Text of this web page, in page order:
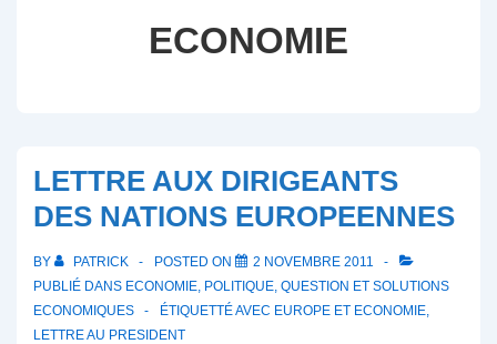
ECONOMIE
LETTRE AUX DIRIGEANTS
DES NATIONS EUROPEENNES
BY PATRICK POSTED ON
2 NOVEMBRE 2011
PUBLIÉ DANS ECONOMIE, POLITIQUE, QUESTION ET SOLUTIONS
ECONOMIQUES
ÉTIQUETTÉ AVEC EUROPE ET ECONOMIE,
LETTRE AU PRESIDENT